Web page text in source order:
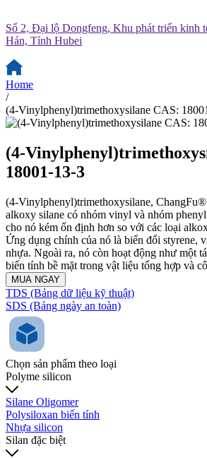
Số 2, Đại lộ Dongfeng, Khu phát triển kinh
Hán, Tỉnh Hubei
Home
/
(4-Vinylphenyl)trimethoxysilane CAS:
(4-
18001-13-3
(4-Vinylphenyl)trimethoxysilane,
alkoxy silane có nhóm vinyl và nhóm
cho nó kém ổn định hơn so với các loại
Ứng dụng chính của nó là biến đổi styrene,
nhựa. Ngoài ra, nó còn hoạt động như một
biến tính bề mặt trong vật liệu tổng hợp và
MUA NGAY
TDS (Bảng dữ liệu kỹ thuật)
SDS (Bảng ngày an toàn)
Chọn sản phẩm theo loại
Polyme silicon
Silane Oligomer
Polysiloxan biến tính
Nhựa silicon
Silan đặc biệt